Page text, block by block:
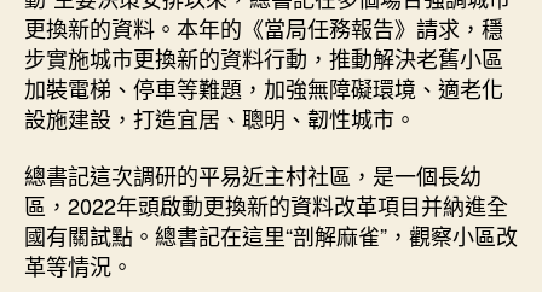
更換新的資料。本年的《當局任務報告》請求，穩
步實施城市更換新的資料行動，推動解決老舊小區
加裝電梯、停車等難題，加強無障礙環境、適老化
設施建設，打造宜居、聰明、韌性城市。
總書記這次調研的平易近主村社區，是一個長幼
區，2022年頭啟動更換新的資料改革項目并納進全
國有關試點。總書記在這里“剖解麻雀”，觀察小區改
革等情況。